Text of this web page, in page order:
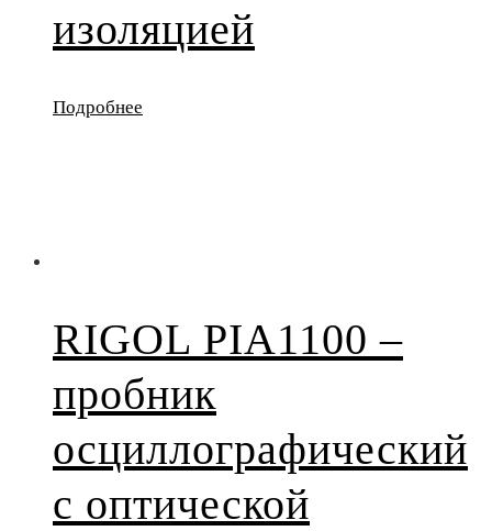
изоляцией
Подробнее
RIGOL PIA1100 –
пробник
осциллографический
с оптической